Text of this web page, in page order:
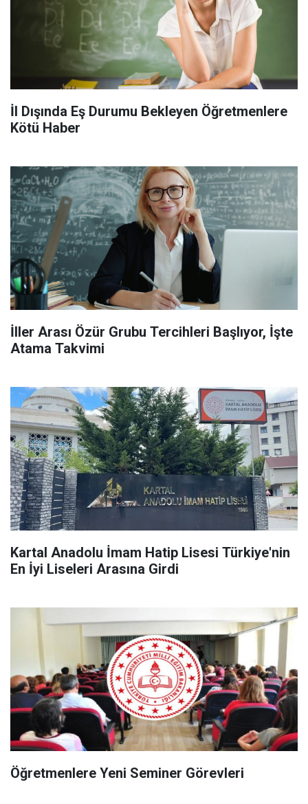
İl Dışında Eş Durumu Bekleyen Öğretmenlere
Kötü Haber
İller Arası Özür Grubu Tercihleri Başlıyor, İşte
Atama Takvimi
Kartal Anadolu İmam Hatip Lisesi Türkiye'nin
En İyi Liseleri Arasına Girdi
Öğretmenlere Yeni Seminer Görevleri